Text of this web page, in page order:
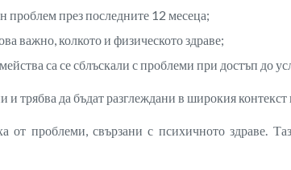
през последните 12 месеца;
важно, колкото и физическото здраве;
са се сблъскали с проблеми при достъп до
трябва да бъдат разглеждани в широкия
проблеми, свързани с психичното здраве.